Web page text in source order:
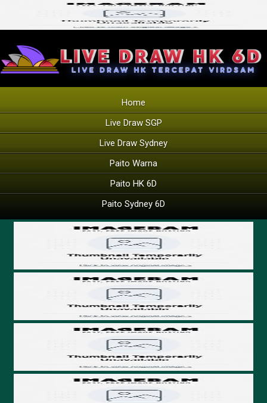
Home
Live Draw SGP
Live Draw Sydney
Paito Warna
Paito HK 6D
Paito Sydney 6D